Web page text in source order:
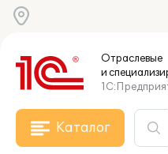
Отраслевые
и
Каталог